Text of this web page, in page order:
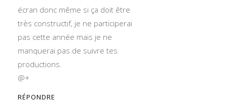
écran donc même si ça doit être
très constructif, je ne participerai
pas cette année mais je ne
manquerai pas de suivre tes
productions.
@+
RÉPONDRE